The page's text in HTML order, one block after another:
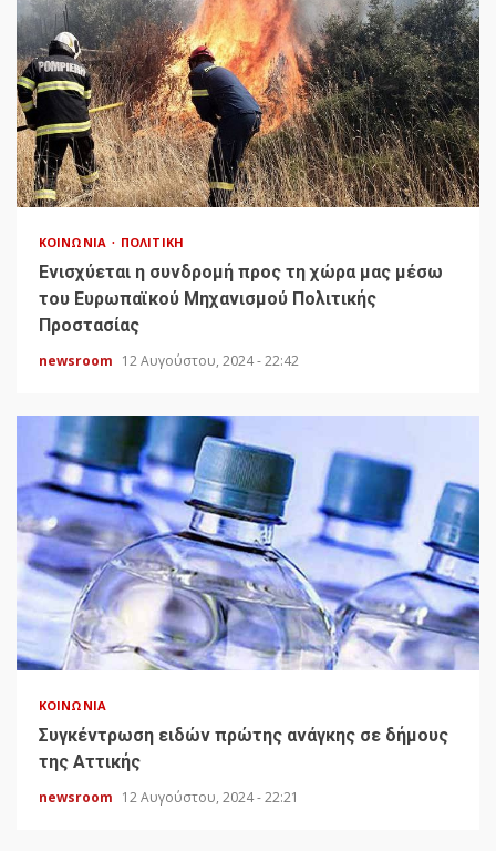
ΚΟΙΝΩΝΊΑ ΠΟΛΙΤΙΚΉ
Ενισχύεται η συνδρομή προς τη χώρα μας μέσω
του Ευρωπαϊκού Μηχανισμού Πολιτικής
Προστασίας
newsroom 12 Αυγούστου, 2024 - 22:42
ΚΟΙΝΩΝΊΑ
Συγκέντρωση ειδών πρώτης ανάγκης σε δήμους
της Αττικής
newsroom 12 Αυγούστου, 2024 - 22:21